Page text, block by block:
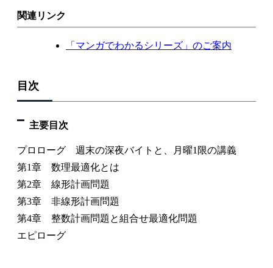
関連リンク
「マンガでわかるシリーズ」のご案内
目次
主要目次
プロローグ 週末の深夜バイトと、月曜1限の講義
第1章 数理最適化とは
第2章 線形計画問題
第3章 非線形計画問題
第4章 整数計画問題と組合せ最適化問題
エピローグ